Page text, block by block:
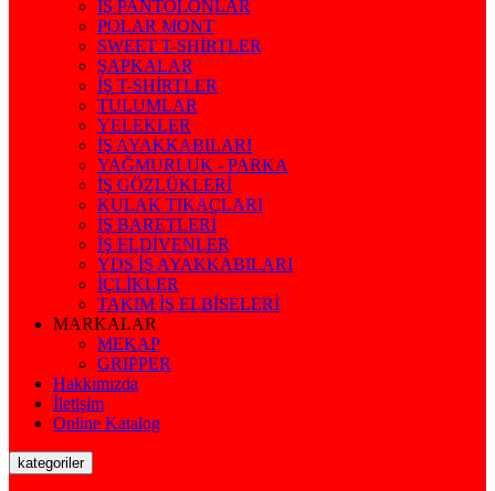
İŞ PANTOLONLAR
POLAR MONT
SWEET T-SHİRTLER
ŞAPKALAR
İŞ T-SHİRTLER
TULUMLAR
YELEKLER
İŞ AYAKKABILARI
YAĞMURLUK - PARKA
İŞ GÖZLÜKLERİ
KULAK TIKAÇLARI
İŞ BARETLERİ
İŞ ELDİVENLER
YDS İŞ AYAKKABILARI
İÇLİKLER
TAKIM İŞ ELBİSELERİ
MARKALAR
MEKAP
GRIPPER
Hakkımızda
İletişim
Online Katalog
kategoriler